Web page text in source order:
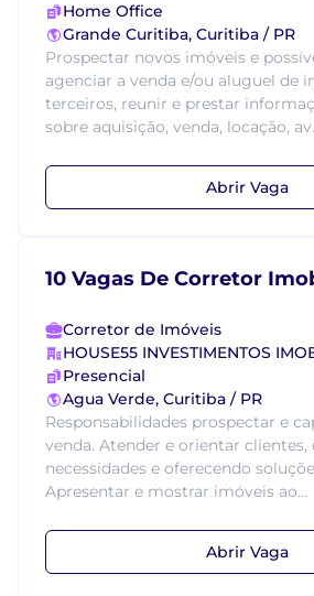
Home Office
Grande Curitiba, Curitiba / PR
Prospectar novos imóveis e
agenciar a venda e/ou aluguel de
terceiros, reunir e prestar
sobre aquisição, venda, locação,
Abrir Vaga
10 Vagas De Corretor
Corretor de Imóveis
HOUSE55 INVESTIMENTOS
Presencial
Agua Verde, Curitiba / PR
Responsabilidades prospectar e
venda. Atender e orientar clientes,
necessidades e oferecendo
Apresentar e mostrar imóveis ao...
Abrir Vaga